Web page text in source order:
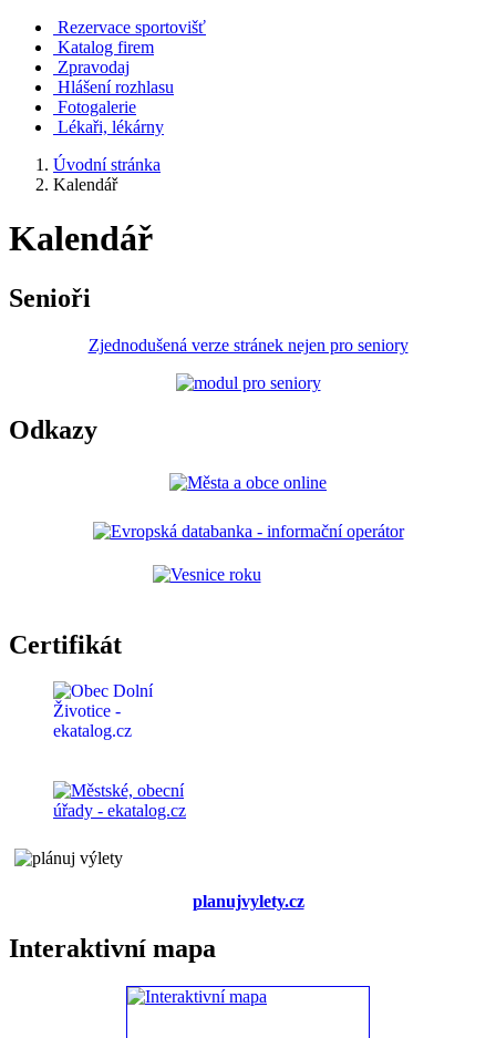
Rezervace sportovišť
Katalog firem
Zpravodaj
Hlášení rozhlasu
Fotogalerie
Lékaři, lékárny
Úvodní stránka
Kalendář
Kalendář
Senioři
Zjednodušená verze stránek nejen pro seniory
Odkazy
Certifikát
planujvylety.cz
Interaktivní mapa